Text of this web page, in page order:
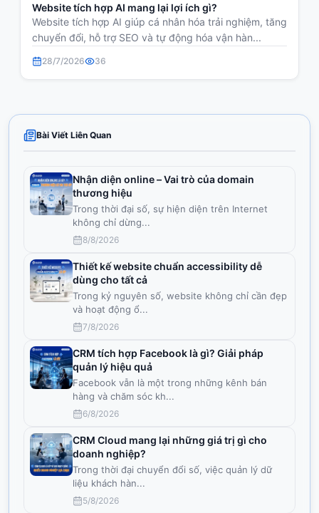
Bài Viết Liên Quan
Nhận diện online – Vai trò của domain
thương hiệu
Trong thời đại số, sự hiện diện trên Internet
không chỉ dừng...
8/8/2026
Thiết kế website chuẩn accessibility dễ
dùng cho tất cả
Trong kỷ nguyên số, website không chỉ cần đẹp
và hoạt động ổ...
7/8/2026
CRM tích hợp Facebook là gì? Giải pháp
quản lý hiệu quả
Facebook vẫn là một trong những kênh bán
hàng và chăm sóc kh...
6/8/2026
CRM Cloud mang lại những giá trị gì cho
doanh nghiệp?
Trong thời đại chuyển đổi số, việc quản lý dữ
liệu khách hàn...
5/8/2026
Website tích hợp AI mang lại lợi ích gì?
Website tích hợp AI giúp cá nhân hóa trải nghiệm, tăng
chuyển đổi, hỗ trợ SEO và tự động hóa vận hàn...
28/7/2026 36